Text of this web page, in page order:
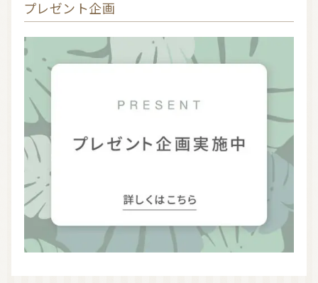
お問い合わせ
利用規約
プライバシーポリシー
プレゼント企画